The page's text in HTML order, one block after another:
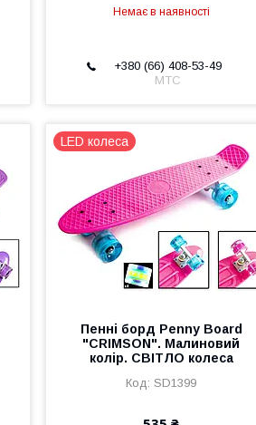
Немає в наявності
+380 (66) 408-53-49
МТС
LED колеса
Пенні борд Penny Board
"CRIMSON". Малиновий
колір. СВІТЛО колеса
SD1399